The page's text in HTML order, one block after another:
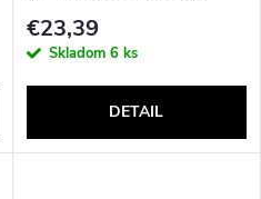
€23,39
Skladom 6 ks
DETAIL